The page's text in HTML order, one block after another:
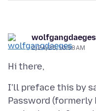
wolfgangdaeges
2/24/25, 10:58 AM
I'll preface this by
Password (formerly